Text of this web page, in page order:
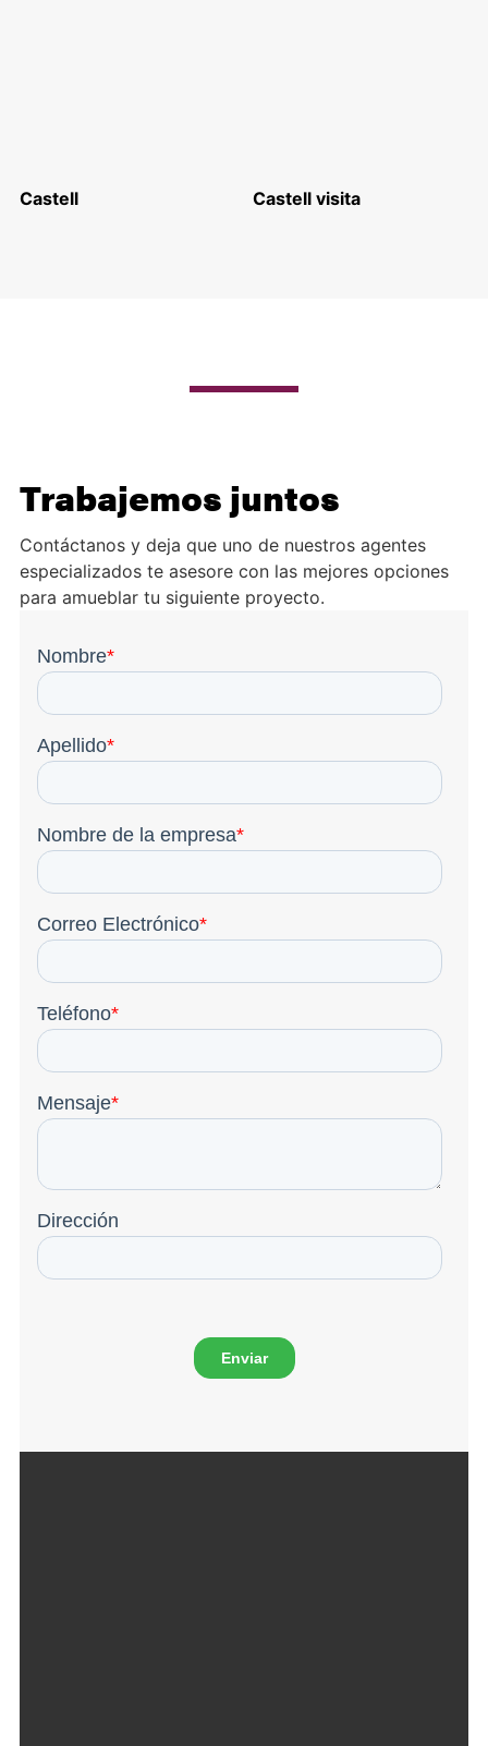
Castell Castell visita
Trabajemos juntos
Contáctanos y deja que uno de nuestros agentes
especializados te asesore con las mejores opciones
para amueblar tu siguiente proyecto.